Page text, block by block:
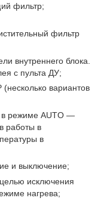
фильтр;
фильтр
внутреннего блока.
с пульта ДУ;
вариантов
в режиме AUTO —
работы в
в
и выключение;
исключения
нагрева;